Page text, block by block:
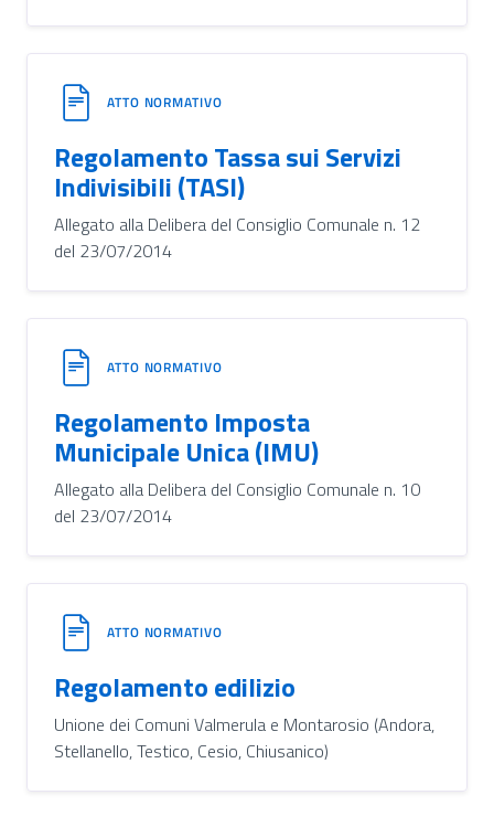
ATTO NORMATIVO
Regolamento Tassa sui Servizi
Indivisibili (TASI)
Allegato alla Delibera del Consiglio Comunale n. 12
del 23/07/2014
ATTO NORMATIVO
Regolamento Imposta
Municipale Unica (IMU)
Allegato alla Delibera del Consiglio Comunale n. 10
del 23/07/2014
ATTO NORMATIVO
Regolamento edilizio
Unione dei Comuni Valmerula e Montarosio (Andora,
Stellanello, Testico, Cesio, Chiusanico)